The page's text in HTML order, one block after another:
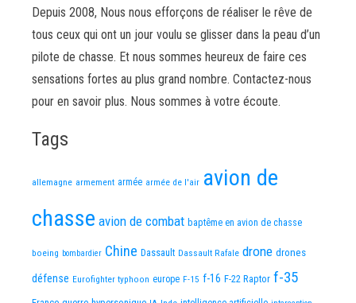
Depuis 2008, Nous nous efforçons de réaliser le rêve de
tous ceux qui ont un jour voulu se glisser dans la peau d’un
pilote de chasse. Et nous sommes heureux de faire ces
sensations fortes au plus grand nombre. Contactez-nous
pour en savoir plus. Nous sommes à votre écoute.
Tags
allemagne armement armée armée de l'air avion de
chasse avion de combat baptême en avion de chasse
boeing bombardier Chine Dassault Dassault Rafale drone drones
défense Eurofighter typhoon europe F-15 f-16 F-22 Raptor f-35